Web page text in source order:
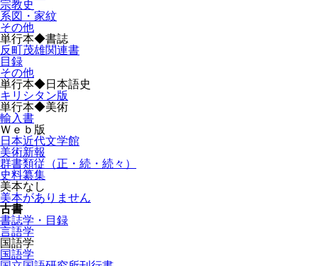
宗教史
系図・家紋
その他
単行本◆書誌
反町茂雄関連書
目録
その他
単行本◆日本語史
キリシタン版
単行本◆美術
輸入書
Ｗｅｂ版
日本近代文学館
美術新報
群書類従（正・続・続々）
史料纂集
美本なし
美本がありません
古書
書誌学・目録
言語学
国語学
国語学